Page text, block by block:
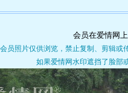
会员在爱情网
会员照片仅供浏览，禁止复制、剪辑或
如果爱情网水印遮挡了脸部